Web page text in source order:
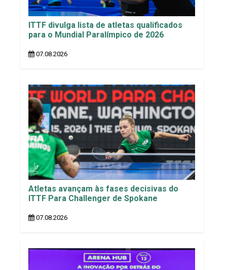
ITTF divulga lista de atletas qualificados
para o Mundial Paralímpico de 2026
07.08.2026
Atletas avançam às fases decisivas do
ITTF Para Challenger de Spokane
07.08.2026